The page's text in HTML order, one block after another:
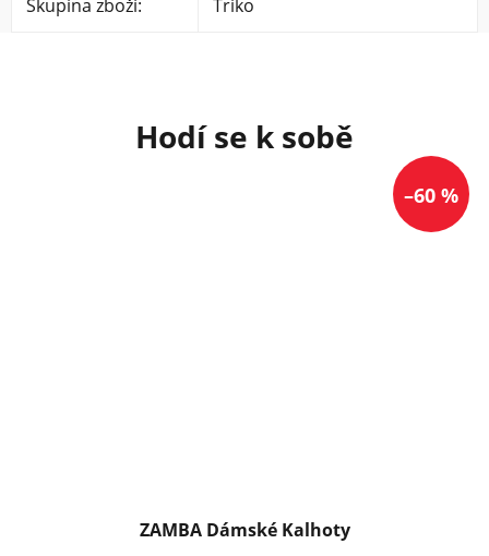
–60 %
ZAMBA Dámské Kalhoty
Skupina zboží: Triko